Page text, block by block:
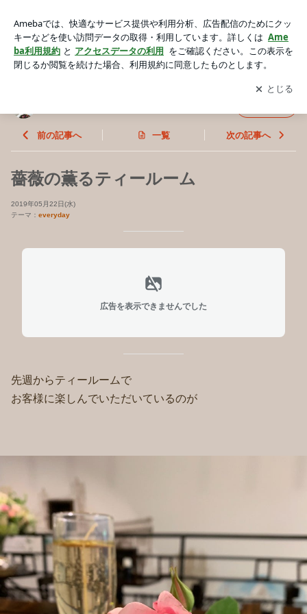
アプリをダウンロードして ブログの更新通知
を受け取りまし
ょう。
開く
前の記事へ 一覧 次の記事へ
薔薇の薫るティールーム
2019年05月22日(水)
テーマ： everyday
広告を表示できませんでした
先週からティールームで
お客様に楽しんでいただいているのが